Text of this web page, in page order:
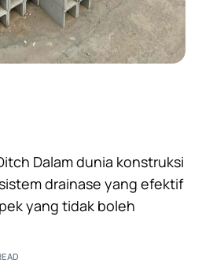
Dalam dunia konstruksi
drainase yang efektif
yang tidak boleh